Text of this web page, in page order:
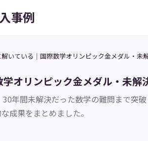
事例
いている｜国際数学オリンピック金メダル・未
オリンピック金メダル・未解
年間未解決だった数学の難問まで突
成果をまとめました。